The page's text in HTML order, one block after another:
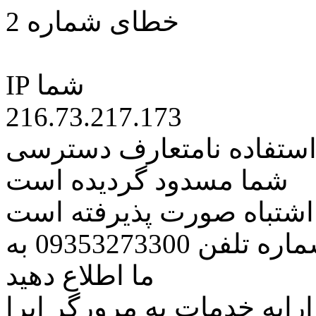
خطای شماره 2
IP شما
216.73.217.173
نامتعارف دسترسی
شما مسدود گردیده است
اشتباه صورت پذیرفته است
مراتب این مسئله را از طریق شماره تلفن 09353273300 به
ما اطلاع دهید
خدمات به مرورگر اپرا